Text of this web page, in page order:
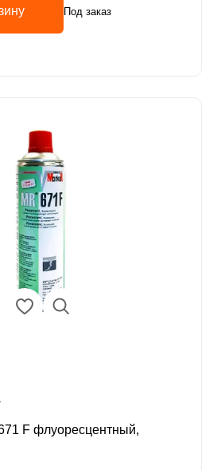
Под заказ
F флуоресцентный,